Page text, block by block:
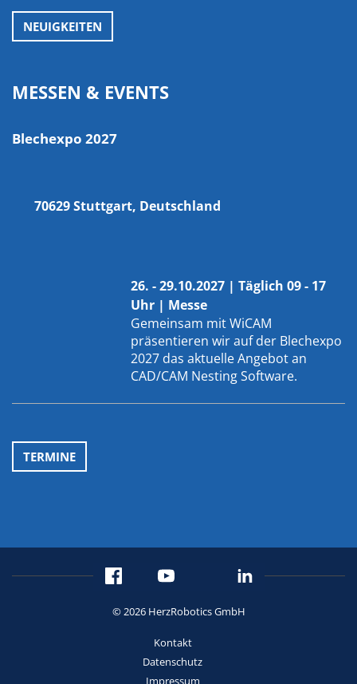
NEUIGKEITEN
MESSEN & EVENTS
Blechexpo 2027
70629 Stuttgart, Deutschland
26. - 29.10.2027 | Täglich 09 - 17
Uhr | Messe
Gemeinsam mitWiCAM
präsentieren wir auf der Blechexpo
2027 das aktuelle Angebot an
CAD/CAM Nesting Software.
TERMINE
© 2026 HerzRobotics GmbH
Kontakt
Datenschutz
Impressum